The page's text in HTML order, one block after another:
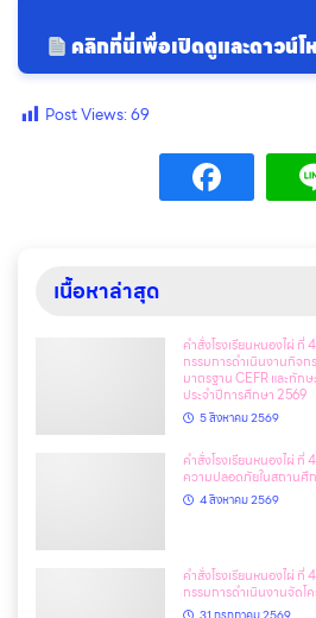
คลิกที่นี่เพื่อเปิดดูและดาวน์โ
Post Views:69
เนื้อหาล่าสุด
คำสั่งโรงเรียนหนองไผ่
กรรมการดำเนินงานกิจ
มาตรฐาน CEFR และทัก
ประจำปีการศึกษา 2569
5 สิงหาคม 2569
คำสั่งโรงเรียนหนองไผ่ ที่
ความปลอดภัยในสถานศึ
4 สิงหาคม 2569
คำสั่งโรงเรียนหนองไผ่
กรรมการดำเนินงานจัดโ